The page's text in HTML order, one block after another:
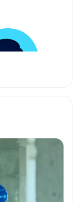
vous êtes le
et les
Vos